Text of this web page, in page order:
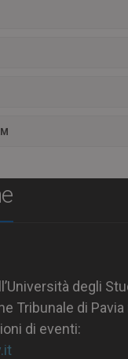
degli
Tribunale di
di eventi: